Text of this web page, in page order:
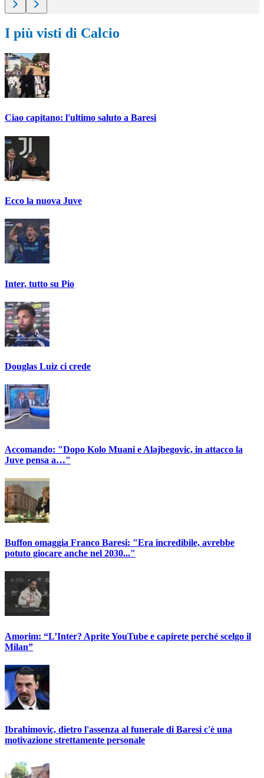
I più visti di Calcio
Ciao capitano: l'ultimo saluto a Baresi
Ecco la nuova Juve
Inter, tutto su Pio
Douglas Luiz ci crede
Accomando: "Dopo Kolo Muani e Alajbegovic, in attacco la
Juve pensa a…"
Buffon omaggia Franco Baresi: "Era incredibile, avrebbe
potuto giocare anche nel 2030..."
Amorim: “L’Inter? Aprite YouTube e capirete perché scelgo il
Milan”
Ibrahimovic, dietro l'assenza al funerale di Baresi c'è una
motivazione strettamente personale